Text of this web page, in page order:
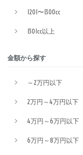
1201〜1300cc
1301cc以上
金額から探す
～2万円以下
2万円～4万円以下
4万円～6万円以下
6万円～8万円以下